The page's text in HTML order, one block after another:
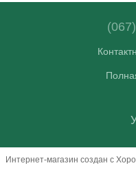
Интернет-магазин создан с